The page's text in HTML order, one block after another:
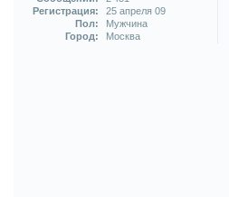
Регистрация:
25 апреля 09
Пол:
Мужчина
Город:
Москва